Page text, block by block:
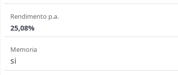
Rendimento p.a.
25,08%
Memoria
si